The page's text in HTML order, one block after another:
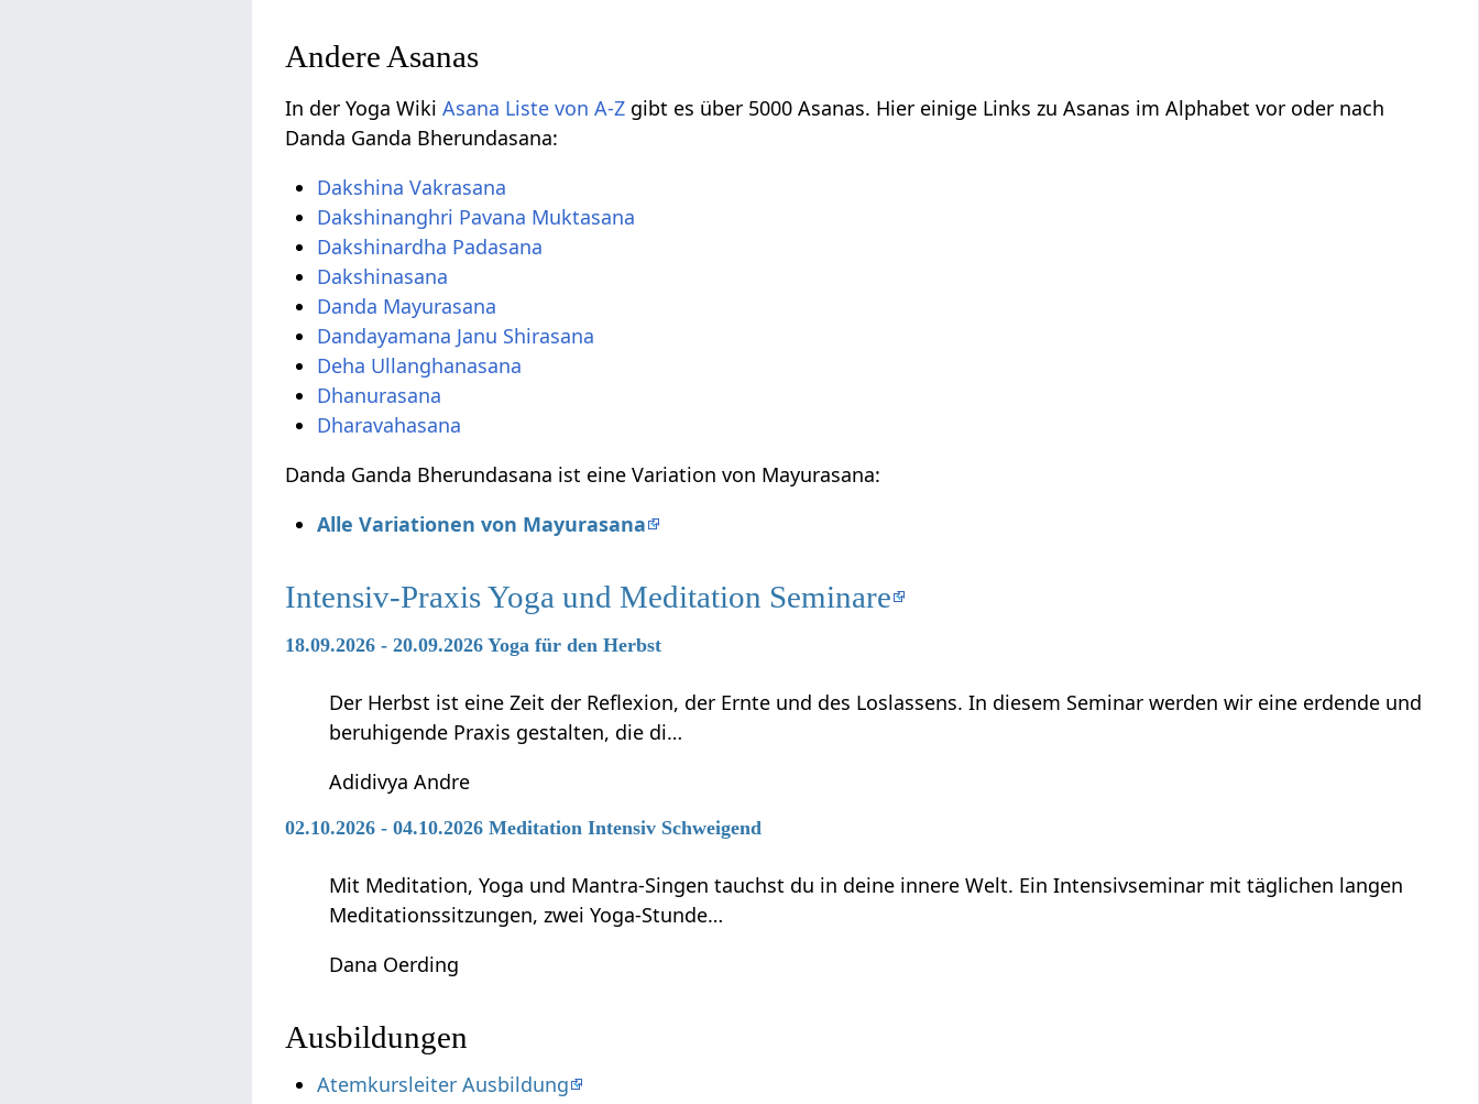
Andere Asanas
In der Yoga WikiAsana Liste von A-Z gibt es über 5000 Asanas. Hier einige Links zu Asanas im Alphabet vor oder nach
Danda Ganda Bherundasana:
Dakshina Vakrasana
Dakshinanghri Pavana Muktasana
Dakshinardha Padasana
Dakshinasana
Danda Mayurasana
Dandayamana Janu Shirasana
Deha Ullanghanasana
Dhanurasana
Dharavahasana
Danda Ganda Bherundasana ist eine Variation von Mayurasana:
Alle Variationen von Mayurasana
Intensiv-Praxis Yoga und Meditation Seminare
18.09.2026 - 20.09.2026 Yoga für den Herbst
Der Herbst ist eine Zeit der Reflexion, der Ernte und des Loslassens. In diesem Seminar werden wir eine erdende und
beruhigende Praxis gestalten, die di…
Adidivya Andre
02.10.2026 - 04.10.2026 Meditation Intensiv Schweigend
Mit Meditation, Yoga und Mantra-Singen tauchst du in deine innere Welt. Ein Intensivseminar mit täglichen langen
Meditationssitzungen, zwei Yoga-Stunde…
Dana Oerding
Ausbildungen
Atemkursleiter Ausbildung